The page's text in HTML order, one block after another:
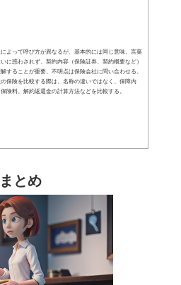
よって呼び方が異なるが、基本的には同じ意味。言葉
に惑わされず、契約内容（保険証券、契約概要など）
解することが重要。不明点は保険会社に問い合わせる。
保険を比較する際は、名称の違いではなく、保障内
険料、解約返還金の計算方法などを比較する。
まとめ